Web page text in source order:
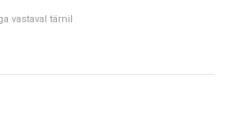
vastaval tärnil